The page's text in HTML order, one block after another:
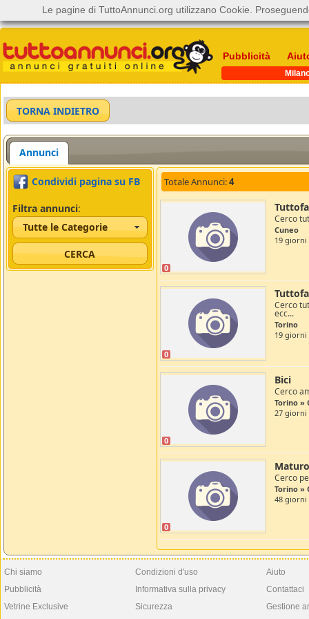
Pubblicità
Annunci
Condividi pagina su FB
Filtra annunci:
Tutte le Categorie
Totale Annunci:4
0
Cerco
Cuneo
19 giorni
0
Cerco
ecc...
Torino
19 giorni
0
Bici
Cerco
Torino »
27 giorni
0
Maturo
Cerco
Torino »
48 giorni
Chi siamo
Pubblicità
Vetrine Exclusive
Condizioni d'uso
Informativa sulla privacy
Sicurezza
Aiuto
Contattaci
Gestione
Le pagine di TuttoAnnunci.org utilizzano Cookie.